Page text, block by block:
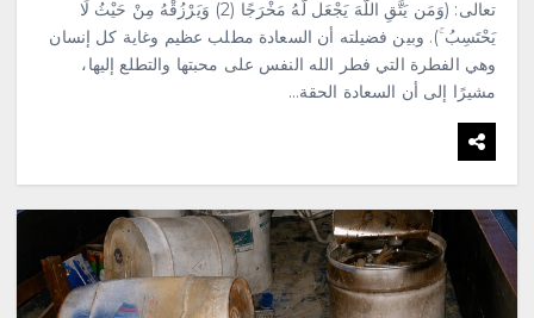
تعالى: (وَمَن يَتَّقِ اللَّهَ يَجْعَل لَّهُ مَخْرَجًا (2) وَيَرْزُقْهُ مِنْ حَيْثُ لَا
يَحْتَسِبُ ۚ). وبين فضيلته أن السعادة مطلب عظيم وغاية كل إنسان
وهي الفطرة التي فطر الله النفس على محبتها والتطلع إليها،
مشيرًا إلى أن السعادة الحقة…